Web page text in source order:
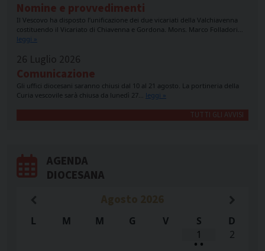
Nomine e provvedimenti
Il Vescovo ha disposto l’unificazione dei due vicariati della Valchiavenna
costituendo il Vicariato di Chiavenna e Gordona. Mons. Marco Folladori…
leggi »
26 Luglio 2026
Comunicazione
Gli uffici diocesani saranno chiusi dal 10 al 21 agosto. La portineria della
Curia vescovile sarà chiusa da lunedì 27… leggi »
TUTTI GLI AVVISI
AGENDA
DIOCESANA
L M M G V S
D
1
• •
2